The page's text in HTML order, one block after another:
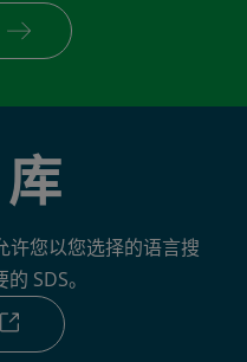
库
许您以您选择的语言搜
SDS。